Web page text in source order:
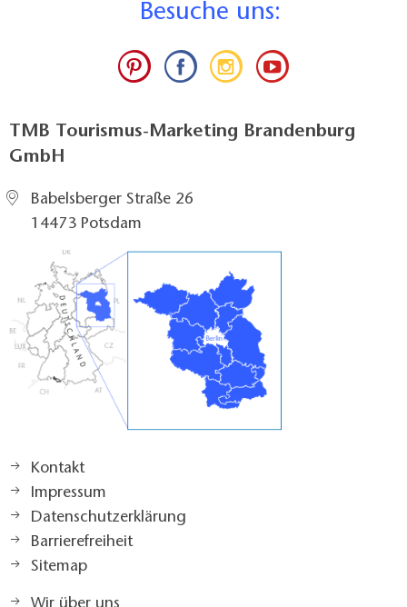
Besuche uns:
TMB Tourismus-Marketing Brandenburg
GmbH
Babelsberger Straße 26
14473 Potsdam
Kontakt
Impressum
Datenschutzerklärung
Barrierefreiheit
Sitemap